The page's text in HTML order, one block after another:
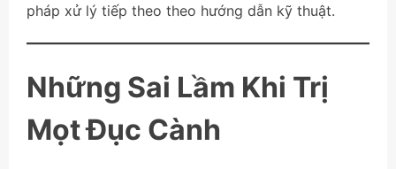
pháp xử lý tiếp theo theo hướng dẫn kỹ thuật.
Những Sai Lầm Khi Trị
Mọt Đục Cành